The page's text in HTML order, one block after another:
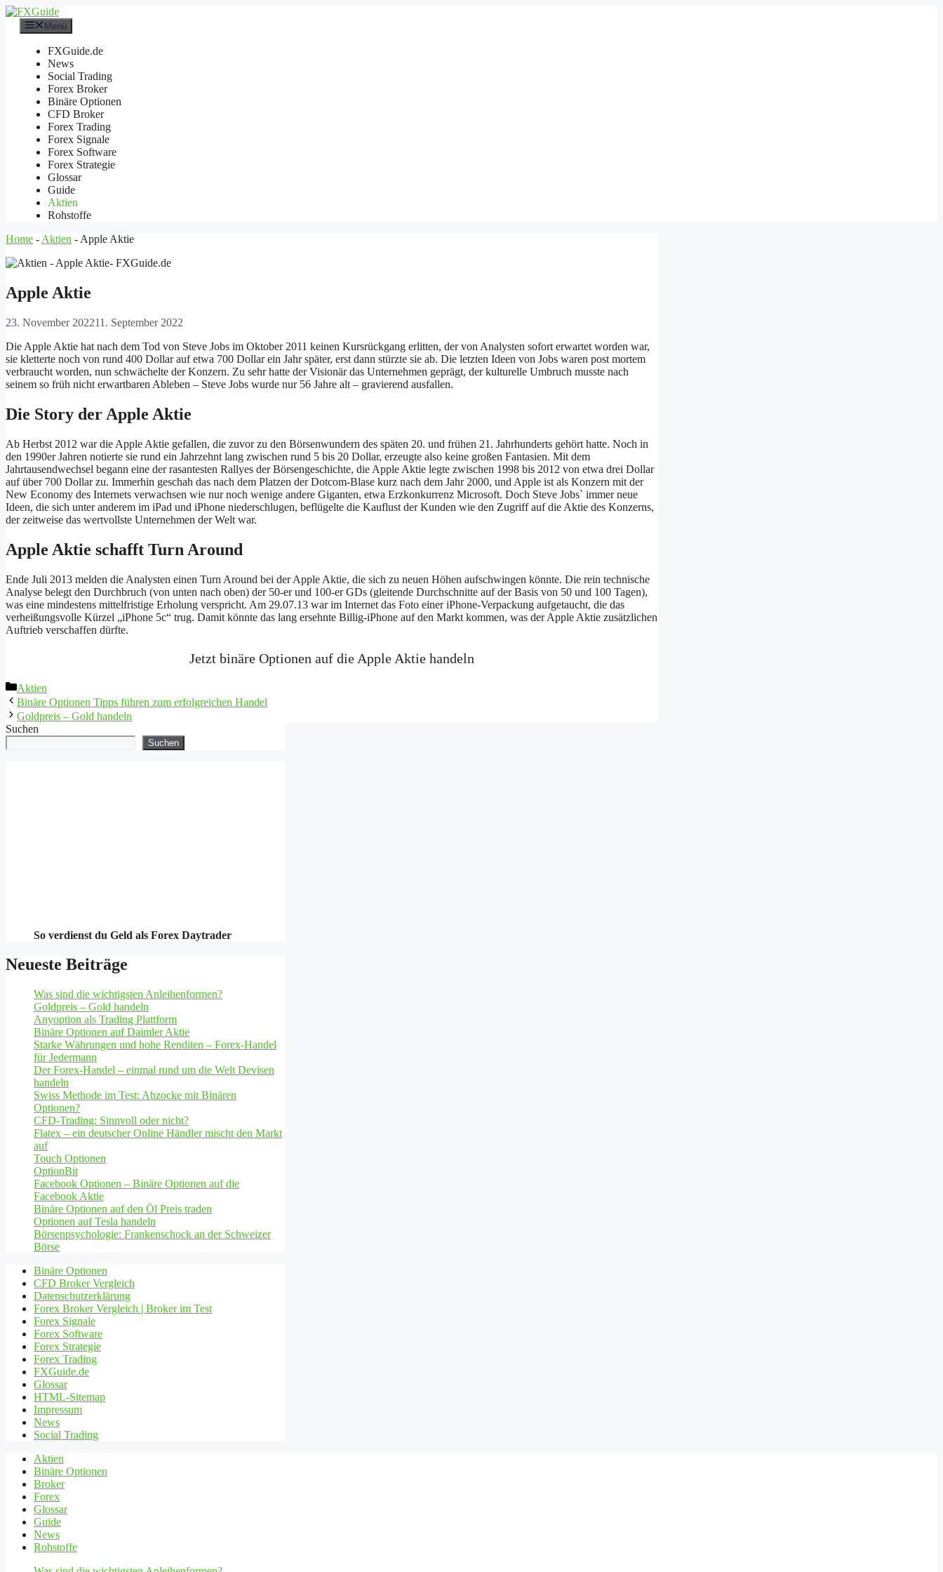
Zum
Inhalt
springen
Menü
FXGuide.de
News
Social Trading
Forex Broker
Binäre Optionen
CFD Broker
Forex Trading
Forex Signale
Forex Software
Forex Strategie
Glossar
Guide
Aktien
Rohstoffe
Home - Aktien - Apple Aktie
Apple Aktie
23. November 202211. September 2022
Die Apple Aktie hat nach dem Tod von Steve Jobs im Oktober 2011 keinen Kursrückgang erlitten, der von Analysten sofort erwartet worden war,
sie kletterte noch von rund 400 Dollar auf etwa 700 Dollar ein Jahr später, erst dann stürzte sie ab. Die letzten Ideen von Jobs waren post mortem
verbraucht worden, nun schwächelte der Konzern. Zu sehr hatte der Visionär das Unternehmen geprägt, der kulturelle Umbruch musste nach
seinem so früh nicht erwartbaren Ableben – Steve Jobs wurde nur 56 Jahre alt – gravierend ausfallen.
Die Story der Apple Aktie
Ab Herbst 2012 war die Apple Aktie gefallen, die zuvor zu den Börsenwundern des späten 20. und frühen 21. Jahrhunderts gehört hatte. Noch in
den 1990er Jahren notierte sie rund ein Jahrzehnt lang zwischen rund 5 bis 20 Dollar, erzeugte also keine großen Fantasien. Mit dem
Jahrtausendwechsel begann eine der rasantesten Rallyes der Börsengeschichte, die Apple Aktie legte zwischen 1998 bis 2012 von etwa drei Dollar
auf über 700 Dollar zu. Immerhin geschah das nach dem Platzen der Dotcom-Blase kurz nach dem Jahr 2000, und Apple ist als Konzern mit der
New Economy des Internets verwachsen wie nur noch wenige andere Giganten, etwa Erzkonkurrenz Microsoft. Doch Steve Jobs` immer neue
Ideen, die sich unter anderem im iPad und iPhone niederschlugen, beflügelte die Kauflust der Kunden wie den Zugriff auf die Aktie des Konzerns,
der zeitweise das wertvollste Unternehmen der Welt war.
Apple Aktie schafft Turn Around
Ende Juli 2013 melden die Analysten einen Turn Around bei der Apple Aktie, die sich zu neuen Höhen aufschwingen könnte. Die rein technische
Analyse belegt den Durchbruch (von unten nach oben) der 50-er und 100-er GDs (gleitende Durchschnitte auf der Basis von 50 und 100 Tagen),
was eine mindestens mittelfristige Erholung verspricht. Am 29.07.13 war im Internet das Foto einer iPhone-Verpackung aufgetaucht, die das
verheißungsvolle Kürzel „iPhone 5c“ trug. Damit könnte das lang ersehnte Billig-iPhone auf den Markt kommen, was der Apple Aktie zusätzlichen
Auftrieb verschaffen dürfte.
Jetzt binäre Optionen auf die Apple Aktie handeln
Kategorien
Aktien
Binäre Optionen Tipps führen zum erfolgreichen Handel
Goldpreis – Gold handeln
Suchen
Suchen
So verdienst du Geld als Forex Daytrader
Neueste Beiträge
Was sind die wichtigsten Anleihenformen?
Goldpreis – Gold handeln
Anyoption als Trading Plattform
Binäre Optionen auf Daimler Aktie
Starke Währungen und hohe Renditen – Forex-Handel
für Jedermann
Der Forex-Handel – einmal rund um die Welt Devisen
handeln
Swiss Methode im Test: Abzocke mit Binären
Optionen?
CFD-Trading: Sinnvoll oder nicht?
Flatex – ein deutscher Online Händler mischt den Markt
auf
Touch Optionen
OptionBit
Facebook Optionen – Binäre Optionen auf die
Facebook Aktie
Binäre Optionen auf den Öl Preis traden
Optionen auf Tesla handeln
Börsenpsychologie: Frankenschock an der Schweizer
Börse
Binäre Optionen
CFD Broker Vergleich
Datenschutzerklärung
Forex Broker Vergleich | Broker im Test
Forex Signale
Forex Software
Forex Strategie
Forex Trading
FXGuide.de
Glossar
HTML-Sitemap
Impressum
News
Social Trading
Aktien
Binäre Optionen
Broker
Forex
Glossar
Guide
News
Rohstoffe